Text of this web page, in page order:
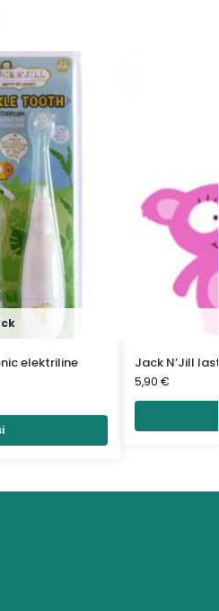
elektriline
Jack N’Jill
5,90 €